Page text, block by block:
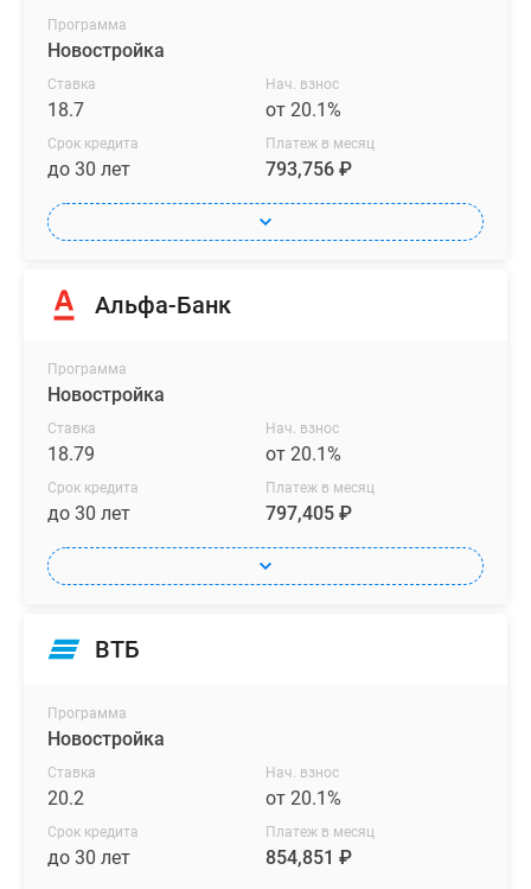
Программа
Новостройка
Ставка
18.7
Нач. взнос
от 20.1%
Срок кредита
до 30 лет
Платеж в месяц
793,756 ₽
Альфа-Банк
Программа
Новостройка
Ставка
18.79
Нач. взнос
от 20.1%
Срок кредита
до 30 лет
Платеж в месяц
797,405 ₽
ВТБ
Программа
Новостройка
Ставка
20.2
Нач. взнос
от 20.1%
Срок кредита
до 30 лет
Платеж в месяц
854,851 ₽